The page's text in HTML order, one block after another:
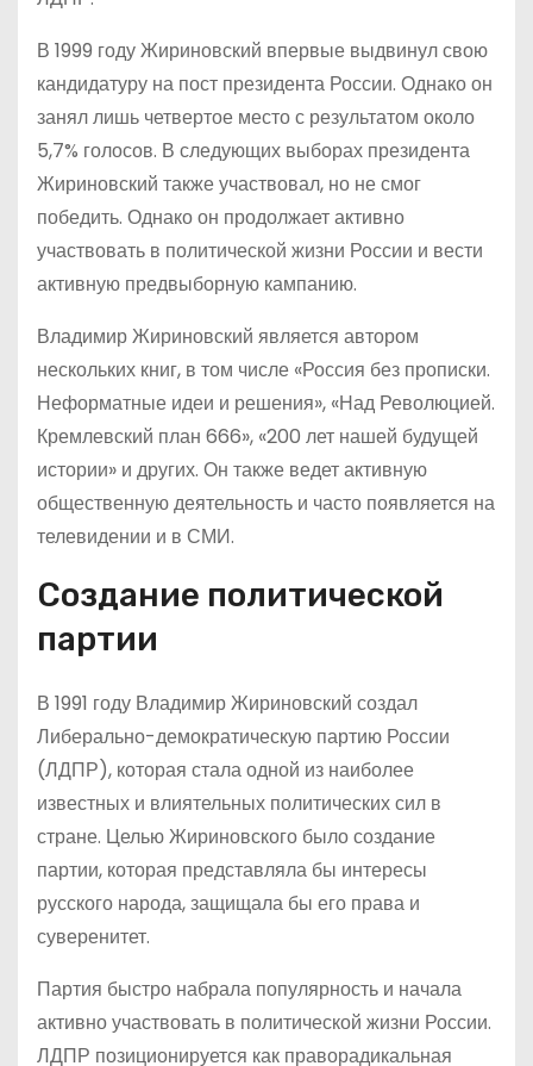
В 1999 году Жириновский впервые выдвинул свою
кандидатуру на пост президента России. Однако он
занял лишь четвертое место с результатом около
5,7% голосов. В следующих выборах президента
Жириновский также участвовал, но не смог
победить. Однако он продолжает активно
участвовать в политической жизни России и вести
активную предвыборную кампанию.
Владимир Жириновский является автором
нескольких книг, в том числе «Россия без прописки.
Неформатные идеи и решения», «Над Революцией.
Кремлевский план 666», «200 лет нашей будущей
истории» и других. Он также ведет активную
общественную деятельность и часто появляется на
телевидении и в СМИ.
Создание политической
партии
В 1991 году Владимир Жириновский создал
Либерально-демократическую партию России
(ЛДПР), которая стала одной из наиболее
известных и влиятельных политических сил в
стране. Целью Жириновского было создание
партии, которая представляла бы интересы
русского народа, защищала бы его права и
суверенитет.
Партия быстро набрала популярность и начала
активно участвовать в политической жизни России.
ЛДПР позиционируется как праворадикальная